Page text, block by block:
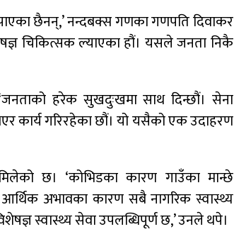
छैनन्,’ नन्दबक्स गणका गणपति दिवाकर
चिकित्सक ल्याएका हौं। यसले जनता निकै
हरेक सुखदुःखमा साथ दिन्छौं। सेना
कार्य गरिरहेका छौं। यो यसैको एक उदाहरण
छ। ‘कोभिडका कारण गाउँका मान्छे
अभावका कारण सबै नागरिक स्वास्थ्य
स्वास्थ्य सेवा उपलब्धिपूर्ण छ,’ उनले थपे।